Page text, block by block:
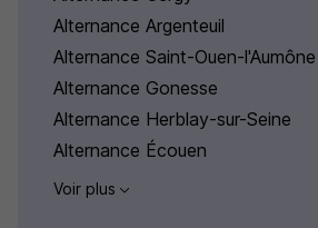
Alternance Argenteuil
Alternance Saint-Ouen-l'Aumône
Alternance Gonesse
Alternance Herblay-sur-Seine
Alternance Écouen
Voir plus